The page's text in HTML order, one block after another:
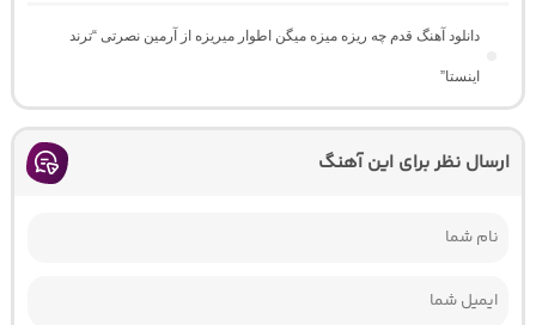
دانلود آهنگ ﻗﺪم ﭼﻪ رﻳﺰه ﻣﻴﺰه ﻣﻴﮕﻦ اﻃﻮار ﻣﻴﺮﻳﺰه از آرمین نصرتی “ترند
اینستا”
ارسال نظر برای این آهنگ